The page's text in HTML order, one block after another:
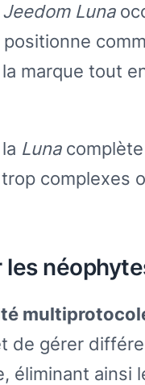
Jeedom Luna
positionne
marque tout
Lunacomplète
complexes
les
de gérer
éliminant ainsi